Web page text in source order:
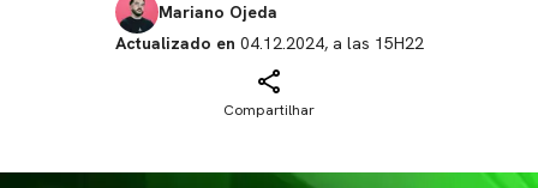
Mariano Ojeda
Actualizado en 04.12.2024, a las 15H22
Compartilhar